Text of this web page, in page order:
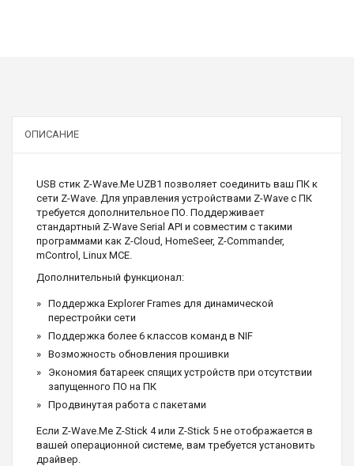
ОПИСАНИЕ
USB стик Z-Wave.Me UZB1 позволяет соединить ваш ПК к
сети Z-Wave. Для управления устройствами Z-Wave с ПК
требуется дополнительное ПО. Поддерживает
стандартный Z-Wave Serial API и совместим с такими
программами как Z-Cloud, HomeSeer, Z-Commander,
mControl, Linux MCE.
Дополнительный функционал:
Поддержка Explorer Frames для динамической
перестройки сети
Поддержка более 6 классов команд в NIF
Возможность обновления прошивки
Экономия батареек спящих устройств при отсутствии
запущенного ПО на ПК
Продвинутая работа с пакетами
Если Z-Wave.Me Z-Stick 4 или Z-Stick 5 не отображается в
вашей операционной системе, вам требуется установить
драйвер.